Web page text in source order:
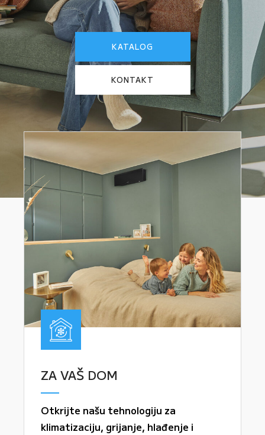
KATALOG
KONTAKT
ZA VAŠ DOM
Otkrijte našu tehnologiju za
klimatizaciju, grijanje, hlađenje i